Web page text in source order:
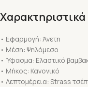
• Εφαρμογή: Άνετη
• Μέση: Ψηλόμεσο
• Ύφασμα: Ελαστικό
• Μήκος: Κανονικό
• Λεπτομέρεια: Strass